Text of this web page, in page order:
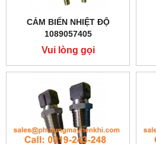
CẢM BIẾN NHIỆT ĐỘ
1089057405
Vui lòng gọi